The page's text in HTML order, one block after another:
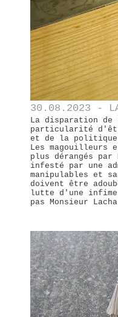
30.08.2023 -
La disparation
particularité
et de la
Les magouilleurs
plus dérangés
infesté par une
manipulables et
doivent être
lutte d'une
pas Monsieur